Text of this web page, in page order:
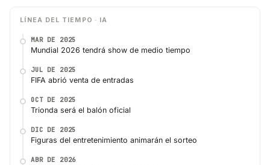
LÍNEA DEL TIEMPO · IA
MAR DE 2025
Mundial 2026 tendrá show de medio tiempo
JUL DE 2025
FIFA abrió venta de entradas
OCT DE 2025
Trionda será el balón oficial
DIC DE 2025
Figuras del entretenimiento animarán el sorteo
ABR DE 2026